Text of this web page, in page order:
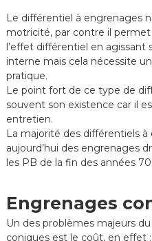
Le différentiel à engrenages
motricité, par contre il
l’effet différentiel en agissant
interne mais cela nécessite
pratique.
Le point fort de ce type de
souvent son existence car il
entretien.
La majorité des différentiels
aujourd’hui des engrenages
les PB de la fin des années 70.
Engrenages
Un des problèmes majeurs
coniques est le coût, en effet :